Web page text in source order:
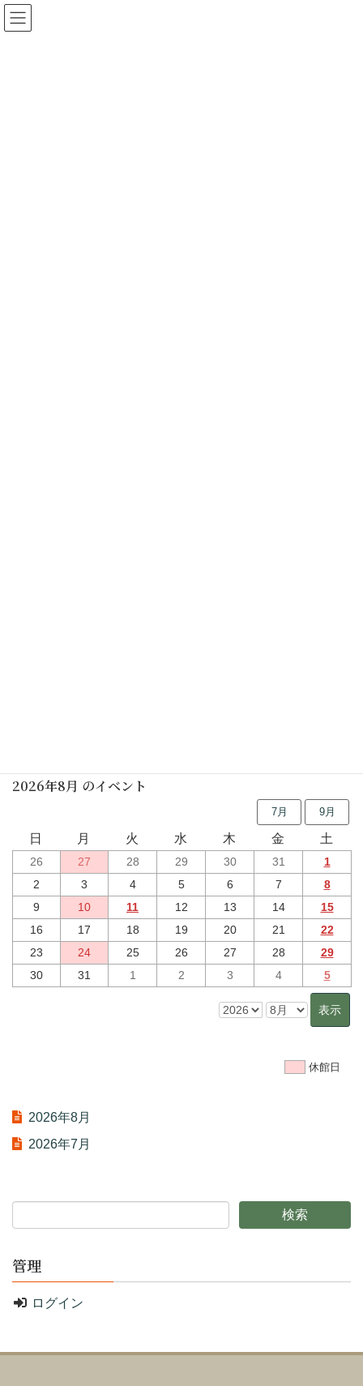
2026年8月 のイベント
7月 9月
日 月 火 水 木 金 土
26 27 28 29 30 31
1
2
3 4 5 6 7
8
9
10 11 12 13 14
15
16
17 18 19 20 21
22
23
24 25 26 27 28
29
30
31 1 2 3 4 5
休館日
2026年8月
2026年7月
管理
ログイン